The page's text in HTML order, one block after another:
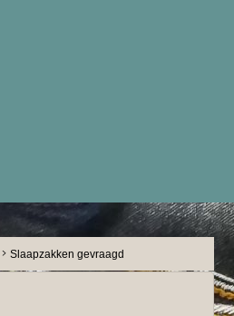
Slaapzakken gevraagd